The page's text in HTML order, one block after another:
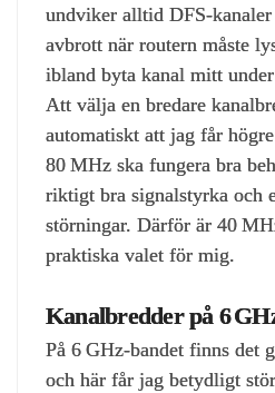
undviker alltid
avbrott när routern måste
ibland byta kanal mitt
Att välja en bredare
automatiskt att jag får
80 MHz ska fungera bra
riktigt bra signalstyrka och
störningar. Därför är 40
praktiska valet för mig.
Kanalbredder på 6
På 6 GHz‑bandet finns det
och här får jag betydligt